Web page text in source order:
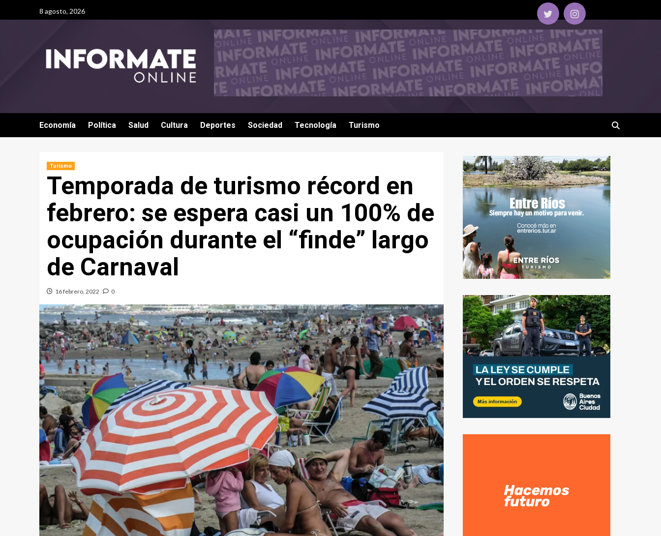
8 agosto, 2026
Economía Política Salud Cultura Deportes Sociedad Tecnología Turismo
Turismo
Temporada de turismo récord en
febrero: se espera casi un 100% de
ocupación durante el “finde” largo
de Carnaval
16 febrero, 2022 0